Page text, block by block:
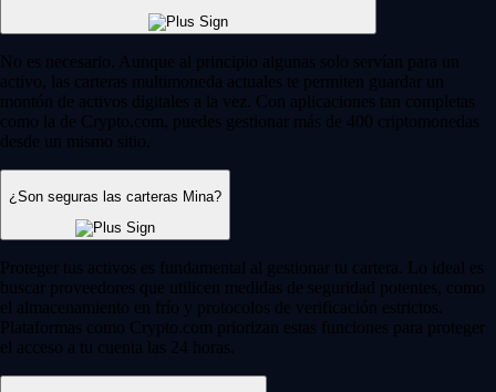
No es necesario. Aunque al principio algunas solo servían para un
activo, las carteras multimoneda actuales te permiten guardar un
montón de activos digitales a la vez. Con aplicaciones tan completas
como la de Crypto.com, puedes gestionar más de 400 criptomonedas
desde un mismo sitio.
¿Son seguras las carteras Mina?
Proteger tus activos es fundamental al gestionar tu cartera. Lo ideal es
buscar proveedores que utilicen medidas de seguridad potentes, como
el almacenamiento en frío y protocolos de verificación estrictos.
Plataformas como Crypto.com priorizan estas funciones para proteger
el acceso a tu cuenta las 24 horas.